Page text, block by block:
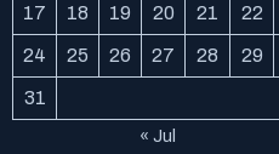
17 18 19 20 21 22
24 25 26 27 28 29
31
« Jul